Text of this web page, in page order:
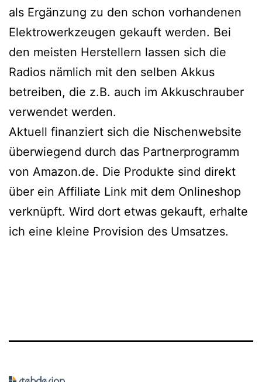
als Ergänzung zu den schon vorhandenen
Elektrowerkzeugen gekauft werden. Bei
den meisten Herstellern lassen sich die
Radios nämlich mit den selben Akkus
betreiben, die z.B. auch im Akkuschrauber
verwendet werden.
Aktuell finanziert sich die Nischenwebsite
überwiegend durch das Partnerprogramm
von Amazon.de. Die Produkte sind direkt
über ein Affiliate Link mit dem Onlineshop
verknüpft. Wird dort etwas gekauft, erhalte
ich eine kleine Provision des Umsatzes.